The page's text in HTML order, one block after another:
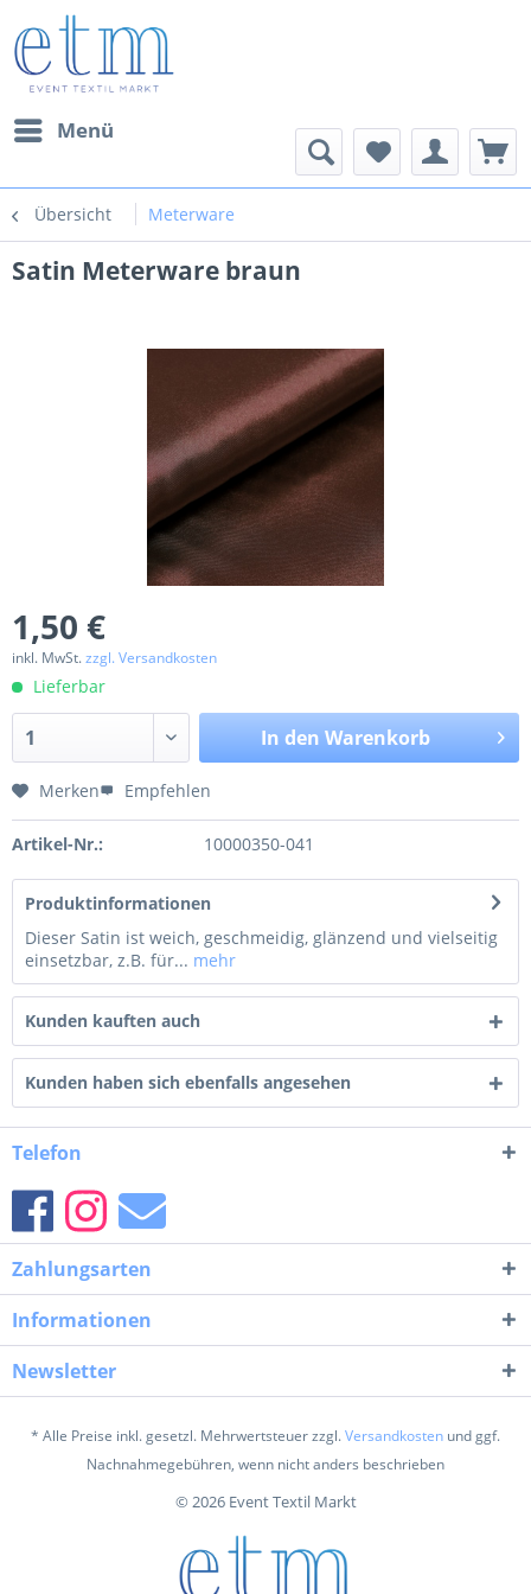
Menü
Übersicht Meterware
Satin Meterware braun
1,50 €
inkl. MwSt.zzgl. Versandkosten
Lieferbar
In den Warenkorb
Merken Empfehlen
Artikel-Nr.: 10000350-041
Produktinformationen
Dieser Satin ist weich, geschmeidig, glänzend und vielseitig
einsetzbar, z.B. für... mehr
Kunden kauften auch
Kunden haben sich ebenfalls angesehen
Telefon
Zahlungsarten
Informationen
Newsletter
* Alle Preise inkl. gesetzl. Mehrwertsteuer zzgl.Versandkosten und ggf.
Nachnahmegebühren, wenn nicht anders beschrieben
© 2026 Event Textil Markt